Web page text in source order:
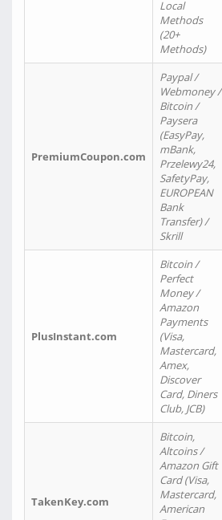
Local
Methods
(20+
Methods)
PremiumCoupon.com
Paypal /
Webmoney /
Bitcoin /
Paysera
(EasyPay,
mBank,
Przelewy24,
SafetyPay,
EUROPEAN
Bank
Transfer) /
Skrill
PlusInstant.com
Bitcoin /
Perfect
Money /
Amazon
Payments
(Visa,
Mastercard,
Amex,
Discover
Card, Diners
Club, JCB)
TakenKey.com
Bitcoin,
Altcoins /
Amazon Gift
Card (Visa,
Mastercard,
American